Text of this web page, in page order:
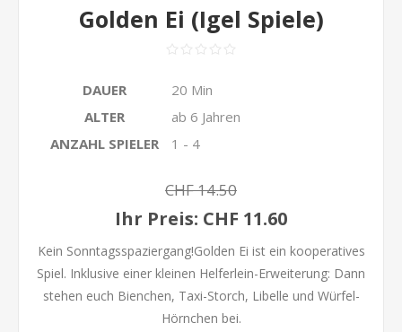
Golden Ei (Igel Spiele)
DAUER
20 Min
ALTER
ab 6 Jahren
ANZAHL SPIELER
1 - 4
CHF 14.50
Ihr Preis: CHF 11.60
Kein Sonntagsspaziergang!Golden Ei ist ein kooperatives
Spiel. Inklusive einer kleinen Helferlein-Erweiterung: Dann
stehen euch Bienchen, Taxi-Storch, Libelle und Würfel-
Hörnchen bei.